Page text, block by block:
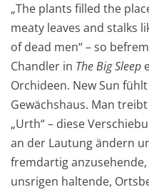
„The plants filled the
meaty leaves and stalks
of dead men“ – so
Chandler in The Big Sleep
Orchideen. New Sun
Gewächshaus. Man
„Urth“ – diese
an der Lautung ändern
fremdartig
unsrigen haltende,